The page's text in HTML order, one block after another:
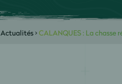
Actualités>CALANQUES : La